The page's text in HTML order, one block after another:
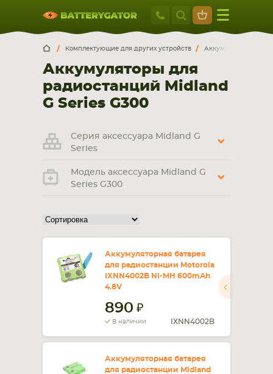
Москва
+7 495 414
Москва
г. Москва, ул. Ткацкая, 5с3 (м. Семеновская)
5 мин. ходьбы от ст.м. “Семеновская”
+7 495 414 28 59
9:00-21:00
смартфона, планшета
Комплектующие для других устройств Аккумуляторы для
Аккумуляторы для
радиостанций Midland
G Series G300
Серия аксессуара Midland G
Series
Модель аксессуара Midland G
Series G300
Аккумуляторная батарея
для радиостанции Motorola
IXNN4002B Ni-MH 600mAh
4.8V
890
В наличии IXNN4002B
Аккумуляторная батарея
для радиостанции Midland